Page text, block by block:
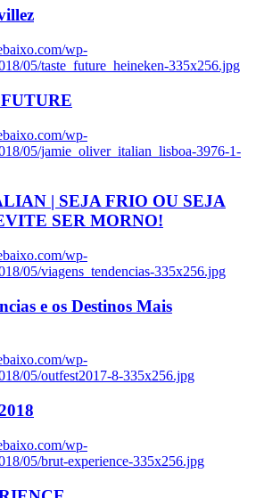
wp-
05/taste_future_heineken-335x256.jpg
wp-
05/jamie_oliver_italian_lisboa-3976-1-
| SEJA FRIO OU SEJA
SER MORNO!
wp-
05/viagens_tendencias-335x256.jpg
e os Destinos Mais
wp-
05/outfest2017-8-335x256.jpg
wp-
05/brut-experience-335x256.jpg